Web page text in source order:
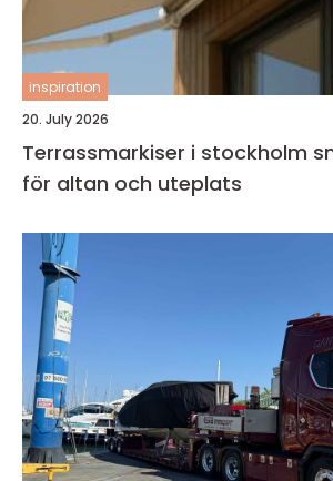
inspiration
20. July 2026
Terrassmarkiser i stockholm smart skugga
för altan och uteplats